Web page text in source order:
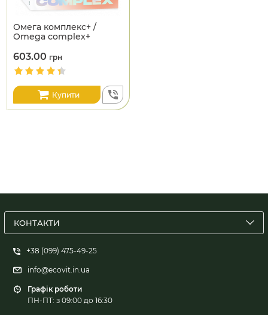
Омега комплекс+ /
Omega complex+
603.00 грн
Купити
КОНТАКТИ
+38 (099) 475-49-25
info@ecovit.in.ua
Графік роботи
ПН-ПТ: з 09:00 до 16:30